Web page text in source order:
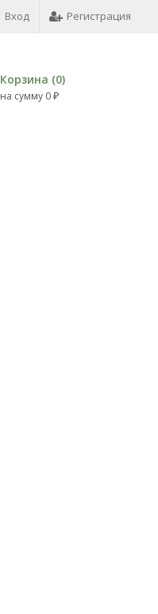
Вход Регистрация
Корзина (0)
на сумму 0 ₽